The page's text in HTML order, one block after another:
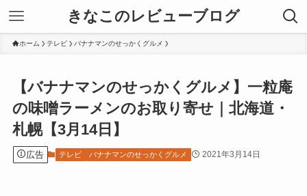
きなこのレビューブログ
ホーム テレビ バナナマンのせっかくグルメ
【バナナマンのせっかくグルメ】一粒庵
の味噌ラーメンのお取り寄せ｜北海道・
札幌【3月14日】
広告 テレビ バナナマンのせっかくグルメ 2021年3月14日